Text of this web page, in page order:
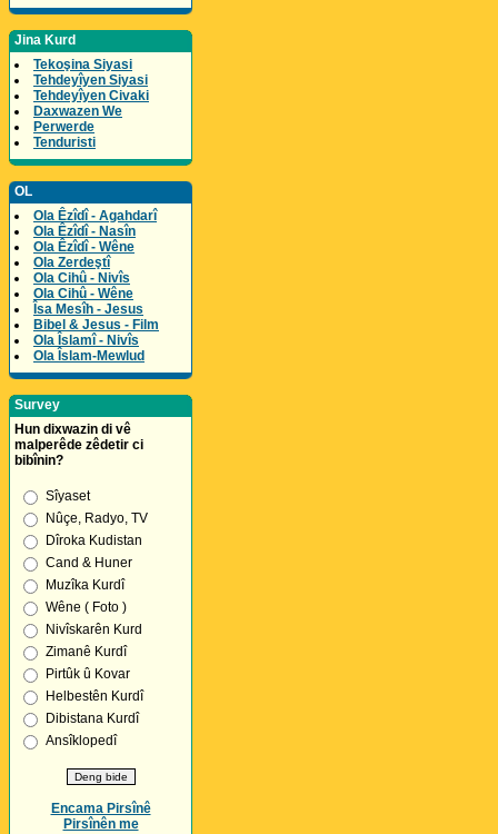
Jina Kurd
Tekoşina Siyasi
Tehdeyîyen Siyasi
Tehdeyîyen Civaki
Daxwazen We
Perwerde
Tenduristi
OL
Ola Êzîdî - Agahdarî
Ola Êzîdî - Nasîn
Ola Êzîdî - Wêne
Ola Zerdeştî
Ola Cihû - Nivîs
Ola Cihû - Wêne
Îsa Mesîh - Jesus
Bibel & Jesus - Film
Ola Îslamî - Nivîs
Ola Îslam-Mewlud
Survey
Hun dixwazin di vê
malperêde zêdetir ci
bibînin?
Sîyaset
Nûçe, Radyo, TV
Dîroka Kudistan
Cand & Huner
Muzîka Kurdî
Wêne ( Foto )
Nivîskarên Kurd
Zimanê Kurdî
Pirtûk û Kovar
Helbestên Kurdî
Dibistana Kurdî
Ansîklopedî
Encama Pirsînê
Pirsînên me